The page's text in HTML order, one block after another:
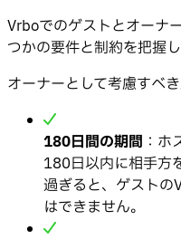
Vrboでのゲストとオーナ
つかの要件と制約を把握
オーナーとして考慮すべ
180日間の期間 ：
180日以内に相手方
過ぎると、ゲストの
はできません。